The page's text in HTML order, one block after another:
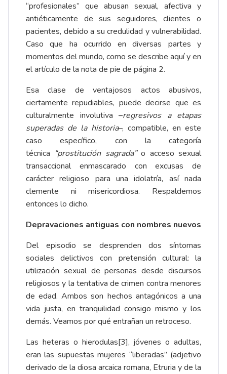
“profesionales” que abusan sexual, afectiva y
antiéticamente de sus seguidores, clientes o
pacientes, debido a su credulidad y vulnerabilidad.
Caso que ha ocurrido en diversas partes y
momentos del mundo, como se describe aquí y en
el artículo de la nota de pie de página 2.
Esa clase de ventajosos actos abusivos,
ciertamente repudiables, puede decirse que es
culturalmente involutiva –regresivos a etapas
superadas de la historia–, compatible, en este
caso específico, con la categoría
técnica “prostitución sagrada”o acceso sexual
transaccional enmascarado con excusas de
carácter religioso para una idolatría, así nada
clemente ni misericordiosa. Respaldemos
entonces lo dicho.
Depravaciones antiguas con nombres nuevos
Del episodio se desprenden dos síntomas
sociales delictivos con pretensión cultural: la
utilización sexual de personas desde discursos
religiosos y la tentativa de crimen contra menores
de edad. Ambos son hechos antagónicos a una
vida justa, en tranquilidad consigo mismo y los
demás. Veamos por qué entrañan un retroceso.
Las heteras o hierodulas[3], jóvenes o adultas,
eran las supuestas mujeres “liberadas” (adjetivo
derivado de la diosa arcaica romana, Etruria y de la